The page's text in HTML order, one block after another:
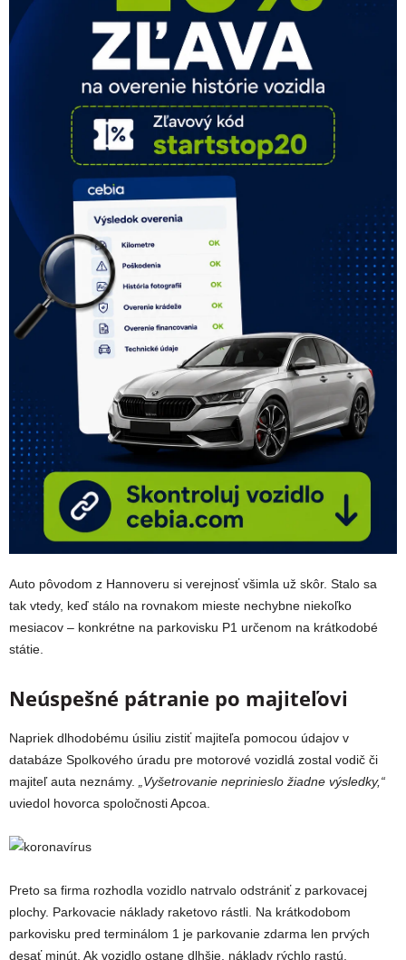
Auto pôvodom z Hannoveru si verejnosť všimla už skôr. Stalo sa
tak vtedy, keď stálo na rovnakom mieste nechybne niekoľko
mesiacov – konkrétne na parkovisku P1 určenom na krátkodobé
státie.
Neúspešné pátranie po majiteľovi
Napriek dlhodobému úsiliu zistiť majiteľa pomocou údajov v
databáze Spolkového úradu pre motorové vozidlá zostal vodič či
majiteľ auta neznámy. „Vyšetrovanie neprinieslo žiadne výsledky,“
uviedol hovorca spoločnosti Apcoa.
Preto sa firma rozhodla vozidlo natrvalo odstrániť z parkovacej
plochy. Parkovacie náklady raketovo rástli. Na krátkodobom
parkovisku pred terminálom 1 je parkovanie zdarma len prvých
desať minút. Ak vozidlo ostane dlhšie, náklady rýchlo rastú.